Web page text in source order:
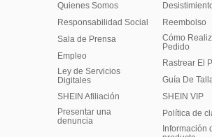
Quienes Somos
Responsabilidad Social
Sala de Prensa
Empleo
Ley de Servicios
Digitales
SHEIN Afiliación
Presentar una
denuncia
Reembolso
Cómo
Pedido
Rastrear El
Guía De
SHEIN VIP
Política de
​Información